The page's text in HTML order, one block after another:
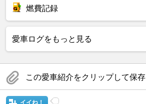
燃費記録
愛車ログをもっと見る
この愛車紹介をクリップして保存